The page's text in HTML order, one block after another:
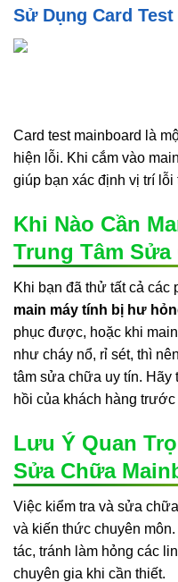
Sử Dụng Card Test
Card test mainboard là
hiện lỗi. Khi cắm vào
giúp bạn xác định vị trí lỗi
Khi Nào Cần
Trung Tâm Sửa
Khi bạn đã thử tất cả các
main máy tính bị hư
phục được, hoặc khi
như cháy nổ, rỉ sét, thì
tâm sửa chữa uy tín. Hãy
hồi của khách hàng
Lưu Ý Quan
Sửa Chữa
Việc kiểm tra và sửa
và kiến thức chuyên
tác, tránh làm hỏng các
chuyên gia khi cần thiết.